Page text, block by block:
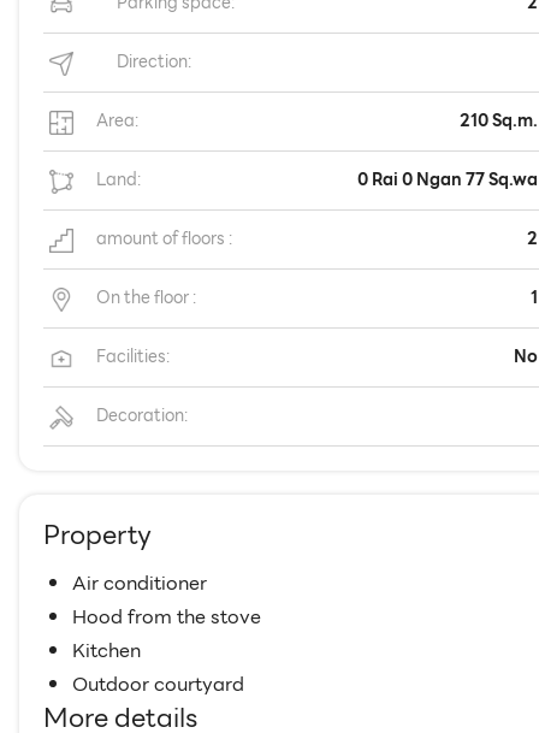
Direction:
Area: 210 Sq.m.
Land: 0 Rai 0 Ngan 77 Sq.wa
amount of floors : 2
On the floor : 1
Facilities: No
Decoration:
Property
Air conditioner
Hood from the stove
Kitchen
Outdoor courtyard
More details